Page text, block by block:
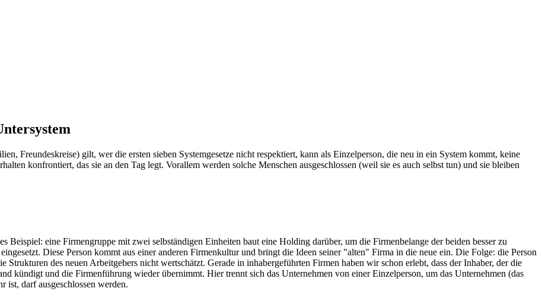
Freundeskreise) gilt, wer die ersten sieben Systemgesetze nicht respektiert, kann als Einzelperson, die neu in ein System kommt, keine
konfrontiert, das sie an den Tag legt. Vorallem werden solche Menschen ausgeschlossen (weil sie es auch selbst tun) und sie bleiben
Beispiel: eine Firmengruppe mit zwei selbständigen Einheiten baut eine Holding darüber, um die Firmenbelange der beiden besser zu
Diese Person kommt aus einer anderen Firmenkultur und bringt die Ideen seiner "alten" Firma in die neue ein. Die Folge: die Person
Strukturen des neuen Arbeitgebers nicht wertschätzt. Gerade in inhabergeführten Firmen haben wir schon erlebt, dass der Inhaber, der die
kündigt und die Firmenführung wieder übernimmt. Hier trennt sich das Unternehmen von einer Einzelperson, um das Unternehmen (das
ist, darf ausgeschlossen werden.